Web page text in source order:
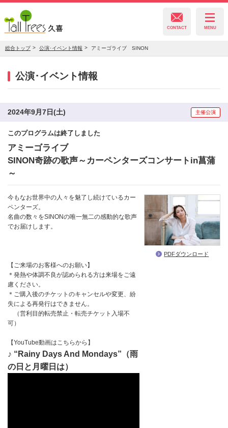
MENU
CONTACT
総合トップ 公演･イベント情報 アミーゴライブ SINON
公演･イベント情報
2024年9月7日(土) 主催公演
このプログラムは終了しました
アミーゴライブ
SINON奇跡の歌声～カーペンターズコンサートin菖蒲
～
今もなお世界中の人々を魅了し続けているカー
ペンターズ。
名曲の数々をSINONの唯一無二の感動的な歌声
でお届けします。
【ご来場のお客様へのお願い】
＊発熱や体調不良が認められる方は来場をご遠
慮ください。
＊ご購入後のチケットのキャンセルや変更、紛
失による再発行はできません。
（営利目的転売禁止・転売チケット入場不
可）
【YouTube動画はこちらから】
♪ “Rainy Days And Mondays”（雨
の日と月曜日は）
PDFダウンロード
久喜総合文化会館
栗橋文化会館